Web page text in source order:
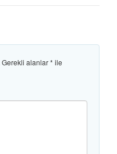
Gerekli alanlar* ile